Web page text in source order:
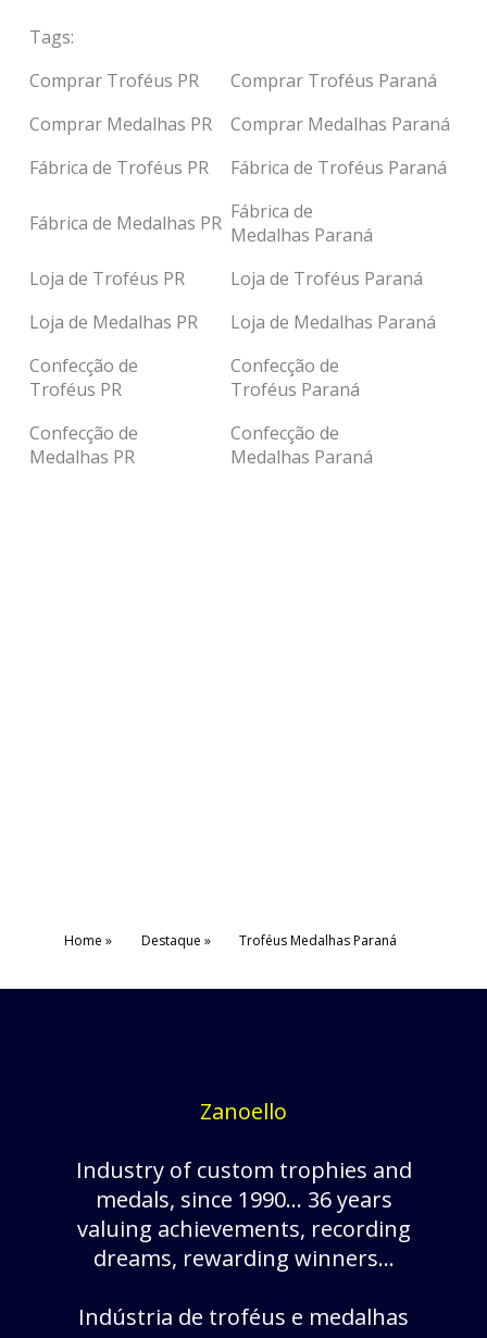
Tags:
Comprar Troféus PR
Comprar Troféus Paraná
Comprar Medalhas PR
Comprar Medalhas Paraná
Fábrica de Troféus PR
Fábrica de Troféus Paraná
Fábrica de Medalhas PR Fábrica de
Medalhas Paraná
Loja de Troféus PR
Loja de Troféus Paraná
Loja de Medalhas PR
Loja de Medalhas Paraná
Confecção de
Troféus PR
Confecção de
Troféus Paraná
Confecção de
Medalhas PR
Confecção de
Medalhas Paraná
Home Destaque Troféus Medalhas Paraná
Zanoello
Industry of custom trophies and
medals, since 1990... 36 years
valuing achievements, recording
dreams, rewarding winners...
Indústria de troféus e medalhas